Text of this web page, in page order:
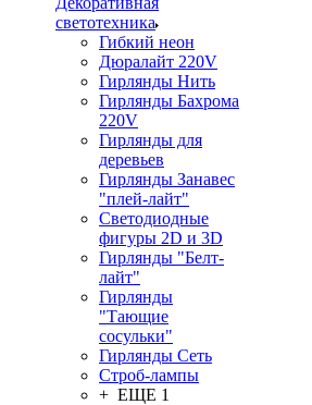
светотехника
Гибкий неон
Дюралайт 220V
Гирлянды Нить
Гирлянды Бахрома
220V
Гирлянды для
деревьев
Гирлянды Занавес
"плей-лайт"
Светодиодные
фигуры 2D и 3D
Гирлянды "Белт-
лайт"
Гирлянды
"Тающие
сосульки"
Гирлянды Сеть
Строб-лампы
+ ЕЩЕ 1